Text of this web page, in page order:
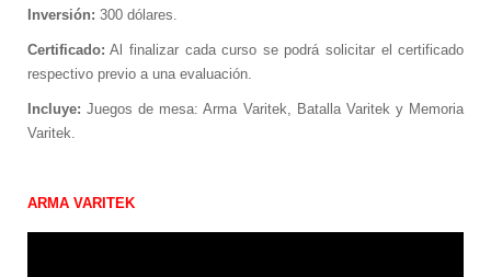
Inversión: 300 dólares.
Certificado: Al finalizar cada curso se podrá solicitar el certificado
respectivo previo a una evaluación.
Incluye: Juegos de mesa: Arma Varitek, Batalla Varitek y Memoria
Varitek.
ARMA VARITEK